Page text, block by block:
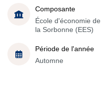
Composante
École d'économie de
la Sorbonne (EES)
Période de l'année
Automne